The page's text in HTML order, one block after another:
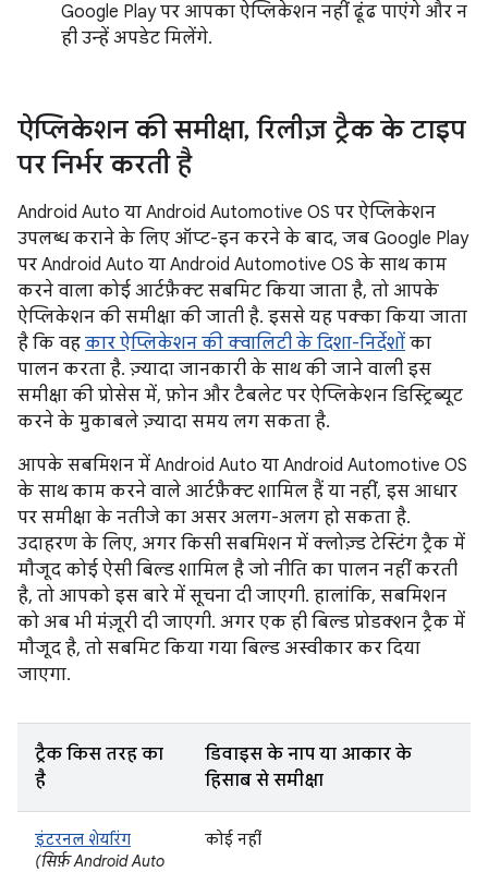
Google Play पर आपका ऐप्लिकेशन नहीं ढूंढ पाएंगे और न
ही उन्हें अपडेट मिलेंगे.
ऐप्लिकेशन की समीक्षा, रिलीज़ ट्रैक के टाइप
पर निर्भर करती है
Android Auto या Android Automotive OS पर ऐप्लिकेशन
उपलब्ध कराने के लिए ऑप्ट-इन करने के बाद, जब Google Play
पर Android Auto या Android Automotive OS के साथ काम
करने वाला कोई आर्टफ़ैक्ट सबमिट किया जाता है, तो आपके
ऐप्लिकेशन की समीक्षा की जाती है. इससे यह पक्का किया जाता
है कि वह कार ऐप्लिकेशन की क्वालिटी के दिशा-निर्देशों का
पालन करता है. ज़्यादा जानकारी के साथ की जाने वाली इस
समीक्षा की प्रोसेस में, फ़ोन और टैबलेट पर ऐप्लिकेशन डिस्ट्रिब्यूट
करने के मुकाबले ज़्यादा समय लग सकता है.
आपके सबमिशन में Android Auto या Android Automotive OS
के साथ काम करने वाले आर्टफ़ैक्ट शामिल हैं या नहीं, इस आधार
पर समीक्षा के नतीजे का असर अलग-अलग हो सकता है.
उदाहरण के लिए, अगर किसी सबमिशन में क्लोज़्ड टेस्टिंग ट्रैक में
मौजूद कोई ऐसी बिल्ड शामिल है जो नीति का पालन नहीं करती
है, तो आपको इस बारे में सूचना दी जाएगी. हालांकि, सबमिशन
को अब भी मंज़ूरी दी जाएगी. अगर एक ही बिल्ड प्रोडक्शन ट्रैक में
मौजूद है, तो सबमिट किया गया बिल्ड अस्वीकार कर दिया
जाएगा.
ट्रैक किस तरह का
है
डिवाइस के नाप या आकार के
हिसाब से समीक्षा
इंटरनल शेयरिंग
(सिर्फ़ Android Auto
कोई नहीं